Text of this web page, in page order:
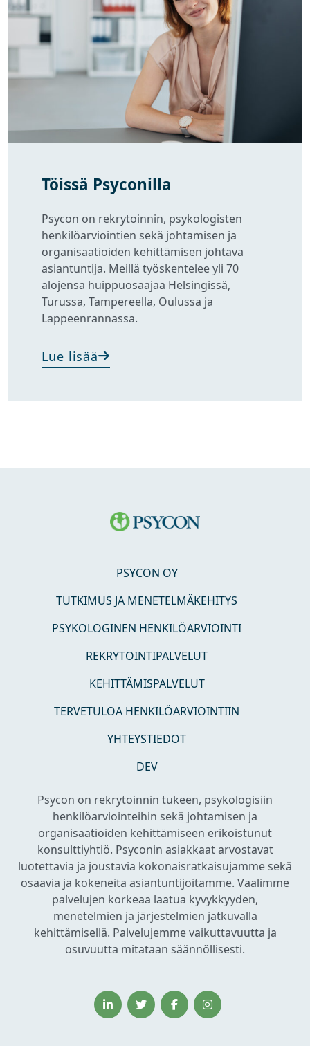
Töissä Psyconilla
Psycon on rekrytoinnin, psykologisten
henkilöarviointien sekä johtamisen ja
organisaatioiden kehittämisen johtava
asiantuntija. Meillä työskentelee yli 70
alojensa huippuosaajaa Helsingissä,
Turussa, Tampereella, Oulussa ja
Lappeenrannassa.
Lue lisää
PSYCON OY
TUTKIMUS JA MENETELMÄKEHITYS
PSYKOLOGINEN HENKILÖARVIOINTI
REKRYTOINTIPALVELUT
KEHITTÄMISPALVELUT
TERVETULOA HENKILÖARVIOINTIIN
YHTEYSTIEDOT
DEV
Psycon on rekrytoinnin tukeen, psykologisiin
henkilöarviointeihin sekä johtamisen ja
organisaatioiden kehittämiseen erikoistunut
konsulttiyhtiö. Psyconin asiakkaat arvostavat
luotettavia ja joustavia kokonaisratkaisujamme sekä
osaavia ja kokeneita asiantuntijoitamme. Vaalimme
palvelujen korkeaa laatua kyvykkyyden,
menetelmien ja järjestelmien jatkuvalla
kehittämisellä. Palvelujemme vaikuttavuutta ja
osuvuutta mitataan säännöllisesti.